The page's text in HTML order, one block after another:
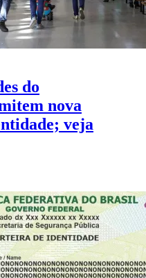
do
nova
veja